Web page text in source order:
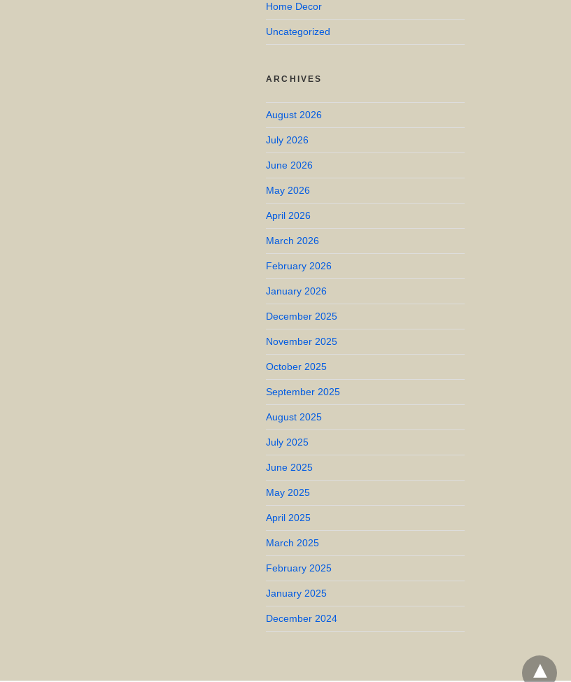
Home Decor
Uncategorized
ARCHIVES
August 2026
July 2026
June 2026
May 2026
April 2026
March 2026
February 2026
January 2026
December 2025
November 2025
October 2025
September 2025
August 2025
July 2025
June 2025
May 2025
April 2025
March 2025
February 2025
January 2025
December 2024